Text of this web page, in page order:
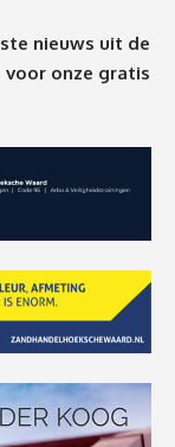
nieuws uit de
voor onze gratis